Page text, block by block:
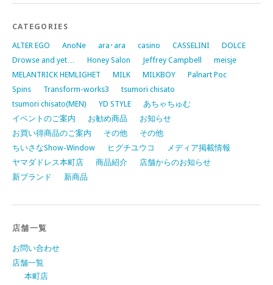
CATEGORIES
ALTER EGO AnoNe ara･ara casino CASSELINI
DOLCE
Drowse and yet…
Honey Salon Jeffrey Campbell
meisje
MELANTRICK HEMLIGHET
MILK MILKBOY
Palnart Poc
Spins
Transform-works3
tsumori chisato
tsumori chisato(MEN)
YD STYLE
あちゃちゅむ
イベントのご案内
お勧め商品
お知らせ
お買い得商品のご案内
その他
その他
ちいさなShow-Window
ヒグチユウコ
メディア掲載情報
ヤマダドレス本町店
商品紹介
店舗からのお知らせ
新ブランド
新商品
店舗一覧
お問い合わせ
店舗一覧
本町店